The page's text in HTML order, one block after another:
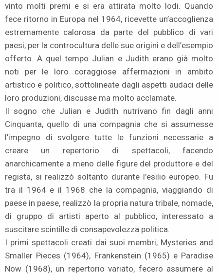
vinto molti premi e si era attirata molto lodi. Quando
fece ritorno in Europa nel 1964, ricevette un’accoglienza
estremamente calorosa da parte del pubblico di vari
paesi, per la controcultura delle sue origini e dell’esempio
offerto. A quel tempo Julian e Judith erano già molto
noti per le loro coraggiose affermazioni in ambito
artistico e politico, sottolineate dagli aspetti audaci delle
loro produzioni, discusse ma molto acclamate.
Il sogno che Julian e Judith nutrivano fin dagli anni
Cinquanta, quello di una compagnia che si assumesse
l’impegno di svolgere tutte le funzioni necessarie a
creare un repertorio di spettacoli, facendo
anarchicamente a meno delle figure del produttore e del
regista, si realizzò soltanto durante l’esilio europeo. Fu
tra il 1964 e il 1968 che la compagnia, viaggiando di
paese in paese, realizzò la propria natura tribale, nomade,
di gruppo di artisti aperto al pubblico, interessato a
suscitare scintille di consapevolezza politica.
I primi spettacoli creati dai suoi membri, Mysteries and
Smaller Pieces (1964), Frankenstein (1965) e Paradise
Now (1968), un repertorio variato, fecero assumere al